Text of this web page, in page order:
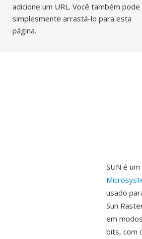
adicione um URL. Você também pode
simplesmente arrastá-lo para esta
página.
SUN é
usado
Sun
em
bits, com